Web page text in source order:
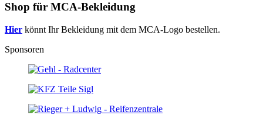
Shop für MCA-Bekleidung
Hier könnt Ihr Bekleidung mit dem MCA-Logo bestellen.
Sponsoren